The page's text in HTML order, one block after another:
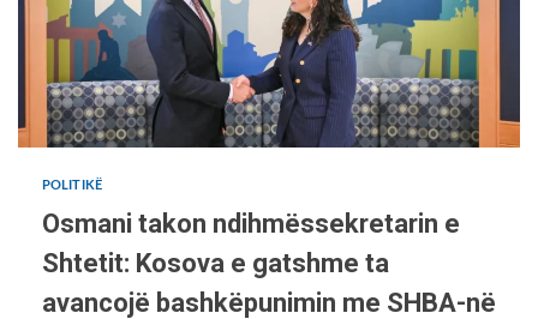
POLITIKË
Osmani takon ndihmëssekretarin e
Shtetit: Kosova e gatshme ta
avancojë bashkëpunimin me SHBA-në